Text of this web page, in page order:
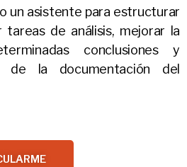
un asistente para estructurar
tareas de análisis, mejorar la
conclusiones y
de la documentación del